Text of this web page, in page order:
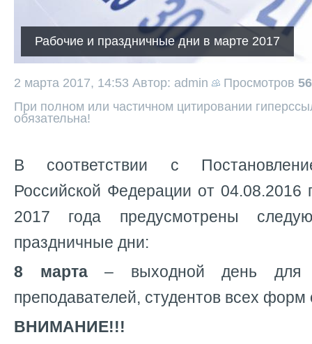
Рабочие и праздничные дни в марте 2017
2 марта 2017, 14:53 Автор: admin Просмотров
При полном или частичном цитировании
обязательна!
В соответствии с
Российской Федерации от
2017 года предусмотрены
праздничные дни:
8 марта– выходной день для
преподавателей, студентов всех форм
ВНИМАНИЕ!!!